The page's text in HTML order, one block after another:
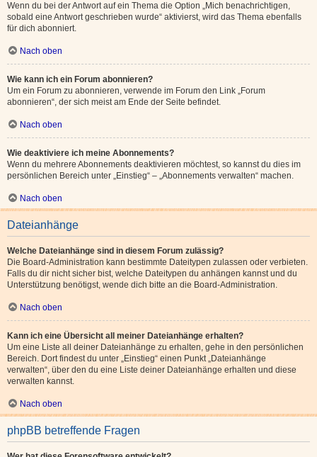
Wenn du bei der Antwort auf ein Thema die Option „Mich benachrichtigen,
sobald eine Antwort geschrieben wurde“ aktivierst, wird das Thema ebenfalls
für dich abonniert.
Nach oben
Wie kann ich ein Forum abonnieren?
Um ein Forum zu abonnieren, verwende im Forum den Link „Forum
abonnieren“, der sich meist am Ende der Seite befindet.
Nach oben
Wie deaktiviere ich meine Abonnements?
Wenn du mehrere Abonnements deaktivieren möchtest, so kannst du dies im
persönlichen Bereich unter „Einstieg“ – „Abonnements verwalten“ machen.
Nach oben
Dateianhänge
Welche Dateianhänge sind in diesem Forum zulässig?
Die Board-Administration kann bestimmte Dateitypen zulassen oder verbieten.
Falls du dir nicht sicher bist, welche Dateitypen du anhängen kannst und du
Unterstützung benötigst, wende dich bitte an die Board-Administration.
Nach oben
Kann ich eine Übersicht all meiner Dateianhänge erhalten?
Um eine Liste all deiner Dateianhänge zu erhalten, gehe in den persönlichen
Bereich. Dort findest du unter „Einstieg“ einen Punkt „Dateianhänge
verwalten“, über den du eine Liste deiner Dateianhänge erhalten und diese
verwalten kannst.
Nach oben
phpBB betreffende Fragen